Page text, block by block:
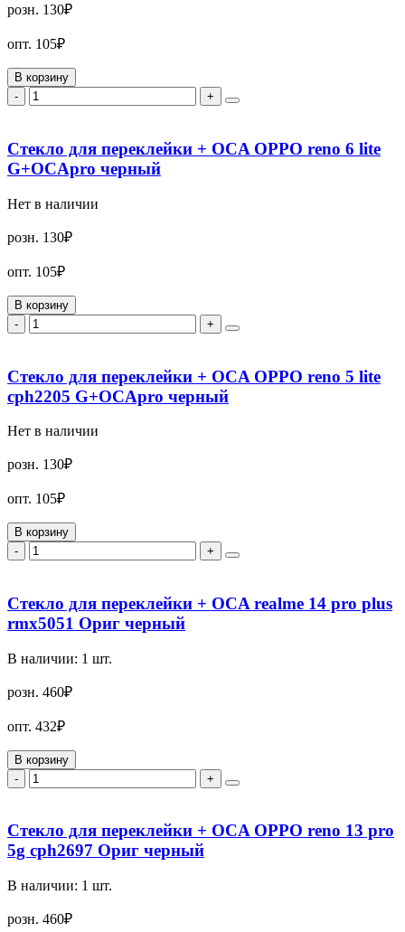
розн. 130₽
опт. 105₽
В корзину
-
+
Стекло для переклейки + OCA OPPO reno 6 lite
G+OCApro черный
Нет в наличии
розн. 130₽
опт. 105₽
В корзину
-
+
Стекло для переклейки + OCA OPPO reno 5 lite
cph2205 G+OCApro черный
Нет в наличии
розн. 130₽
опт. 105₽
В корзину
-
+
Стекло для переклейки + OCA realme 14 pro plus
rmx5051 Ориг черный
В наличии: 1 шт.
розн. 460₽
опт. 432₽
В корзину
-
+
Стекло для переклейки + OCA OPPO reno 13 pro
5g cph2697 Ориг черный
В наличии: 1 шт.
розн. 460₽